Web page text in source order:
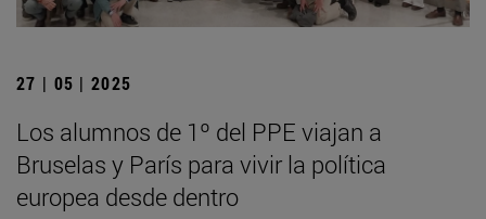
27 | 05 | 2025
Los alumnos de 1º del PPE viajan a
Bruselas y París para vivir la política
europea desde dentro